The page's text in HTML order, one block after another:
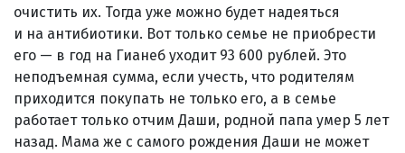
очистить их. Тогда уже можно будет надеяться
и на антибиотики. Вот только семье не приобрести
его — в год на Гианеб уходит 93 600 рублей. Это
неподъемная сумма, если учесть, что родителям
приходится покупать не только его, а в семье
работает только отчим Даши, родной папа умер 5 лет
назад. Мама же с самого рождения Даши не может